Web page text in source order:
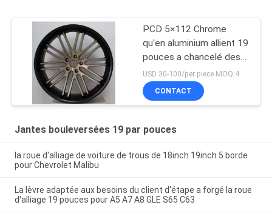
PCD 5×112 Chrome
qu'en aluminium allient 19
pouces a chancelé des
jantes pour la BMW 3
séries
USD 30-100/per piece MOQ:4
CONTACT
Jantes bouleversées 19 par pouces
la roue d'alliage de voiture de trous de 18inch 19inch 5 borde
pour Chevrolet Malibu
La lèvre adaptée aux besoins du client d'étape a forgé la roue
d'alliage 19 pouces pour A5 A7 A8 GLE S65 C63